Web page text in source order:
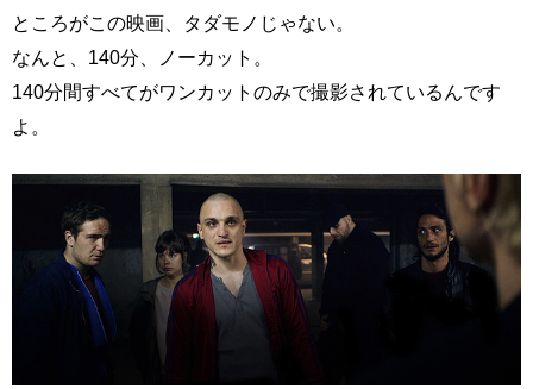
ところがこの映画、タダモノじゃない。
なんと、140分、ノーカット。
140分間すべてがワンカットのみで撮影されているんです
よ。